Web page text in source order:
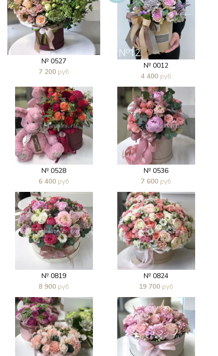
№ 0527
7 200 руб
В 1 клик
№ 0012
4 400 руб
В 1 клик
№ 0528
6 400 руб
В 1 клик
№ 0536
7 600 руб
В 1 клик
№ 0819
8 900 руб
В 1 клик
№ 0824
19 700 руб
В 1 клик